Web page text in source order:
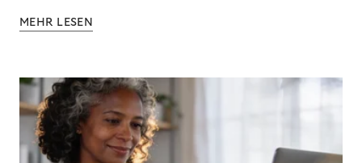
MEHR LESEN